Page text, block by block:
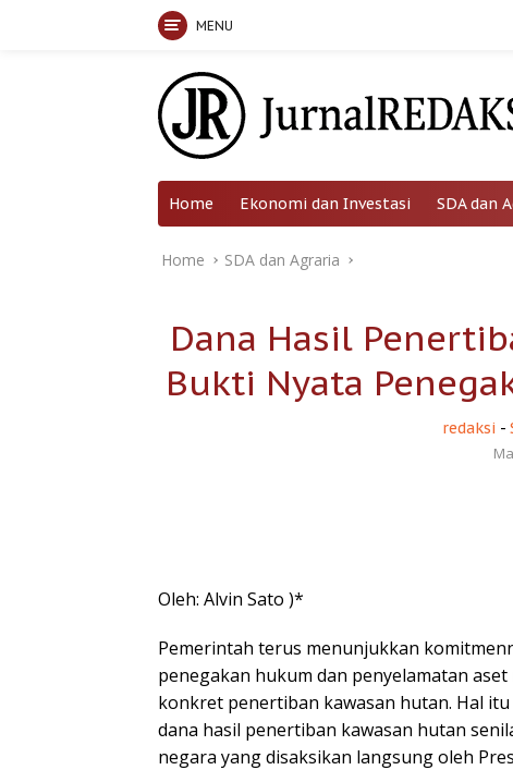
MENU
Home Ekonomi dan Investasi SDA dan
Home SDA dan Agraria
Dana Hasil
Bukti Nyata
redaksi -
Oleh: Alvin Sato )*
Pemerintah terus menunjukkan
penegakan hukum dan penyelamatan
konkret penertiban kawasan hutan. Hal
dana hasil penertiban kawasan hutan
negara yang disaksikan langsung oleh